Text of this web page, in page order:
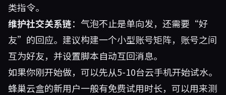
类指令。
维护社交关系链：气泡不止是单向发，还需要“好
友”的回应。建议构建一个小型账号矩阵，账号之间
互为好友，并设置脚本自动互回消息。
如果你刚开始做，可以先从5-10台云手机开始试水。
蜂巢云盒的新用户一般有免费试用时长，可以用来测